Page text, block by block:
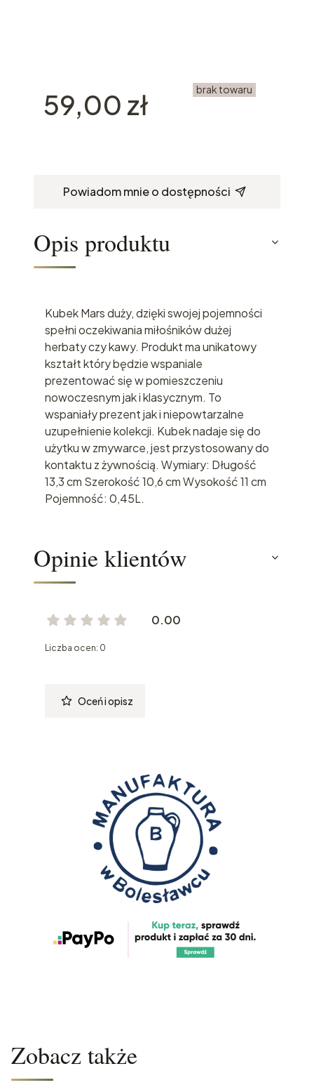
Cena
59,00 zł brak towaru
Powiadom mnie o dostępności
Opis produktu
Kubek Mars duży, dzięki swojej pojemności
spełni oczekiwania miłośników dużej
herbaty czy kawy. Produkt ma unikatowy
kształt który będzie wspaniale
prezentować się w pomieszczeniu
nowoczesnym jak i klasycznym. To
wspaniały prezent jak i niepowtarzalne
uzupełnienie kolekcji. Kubek nadaje się do
użytku w zmywarce, jest przystosowany do
kontaktu z żywnością. Wymiary: Długość
13,3 cm Szerokość 10,6 cm Wysokość 11 cm
Pojemność: 0,45L.
Opinie klientów
0.00
Liczba ocen: 0
Oceń i opisz
Zobacz także